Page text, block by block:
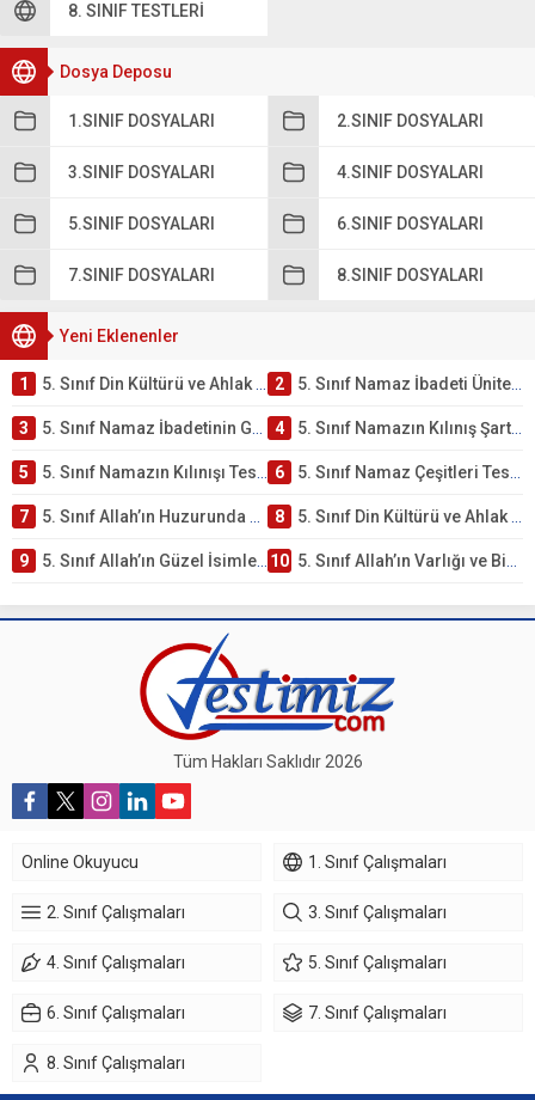
8. SINIF TESTLERI
Dosya Deposu
1.SINIF DOSYALARI 2.SINIF DOSYALARI
3.SINIF DOSYALARI 4.SINIF DOSYALARI
5.SINIF DOSYALARI 6.SINIF DOSYALARI
7.SINIF DOSYALARI 8.SINIF DOSYALARI
Yeni Eklenenler
1 5. Sınıf Din Kültürü ve Ahlak Bilgisi 2. Ünite: Namaz İbadeti Çalışmaları 2 5. Sınıf Namaz İbadeti Ünite Testi – Online Çöz
3 5. Sınıf Namaz İbadetinin Getirdiği Faydalar Testi 4 5. Sınıf Namazın Kılınış Şartları Testi
5 5. Sınıf Namazın Kılınışı Testi – Online Çöz 6 5. Sınıf Namaz Çeşitleri Testi – Online Çöz
7 5. Sınıf Allah’ın Huzurunda Olmak – Namaz İbadeti Testi 8 5. Sınıf Din Kültürü ve Ahlak Bilgisi 1. Ünite: Allah İnancı Çalışmaları
9 5. Sınıf Allah’ın Güzel İsimleri Testi – Online Çöz 10 5. Sınıf Allah’ın Varlığı ve Birliği Testi – Online Çöz
Tüm Hakları Saklıdır 2026
Online Okuyucu 1. Sınıf Çalışmaları
2. Sınıf Çalışmaları 3. Sınıf Çalışmaları
4. Sınıf Çalışmaları 5. Sınıf Çalışmaları
6. Sınıf Çalışmaları 7. Sınıf Çalışmaları
8. Sınıf Çalışmaları